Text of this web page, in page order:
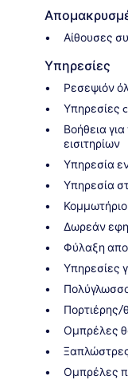
Αίθουσες
Υπηρεσίες
Ρεσεψιόν
Υπηρεσίες
Βοήθεια
εισιτηρίων
Υπηρεσία
Υπηρεσία
Κομμωτήριο
Δωρεάν
Φύλαξη
Υπηρεσίες
Πορτιέρης/
Ομπρέλες
Ομπρέλες